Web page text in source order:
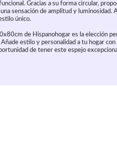
Gracias a su forma circular,
sensación de amplitud y luminosidad.
único.
de Hispanohogar es la elección
estilo y personalidad a tu hogar con
de tener este espejo